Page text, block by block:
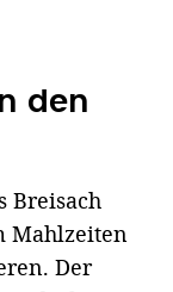
den
Breisach
Mahlzeiten
Der